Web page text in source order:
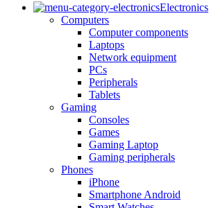
Electronics
Computers
Computer components
Laptops
Network equipment
PCs
Peripherals
Tablets
Gaming
Consoles
Games
Gaming Laptop
Gaming peripherals
Phones
iPhone
Smartphone Android